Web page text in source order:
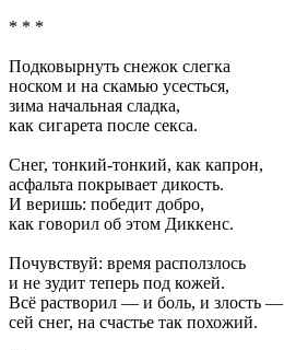
* * *
Подковырнуть снежок слегка
носком и на скамью усесться,
зима начальная сладка,
как сигарета после секса.
Снег, тонкий-тонкий, как капрон,
асфальта покрывает дикость.
И веришь: победит добро,
как говорил об этом Диккенс.
Почувствуй: время расползлось
и не зудит теперь под кожей.
Всё растворил — и боль, и злость —
сей снег, на счастье так похожий.